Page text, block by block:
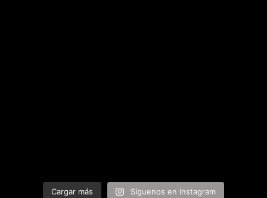
Cargar más Síguenos en Instagram